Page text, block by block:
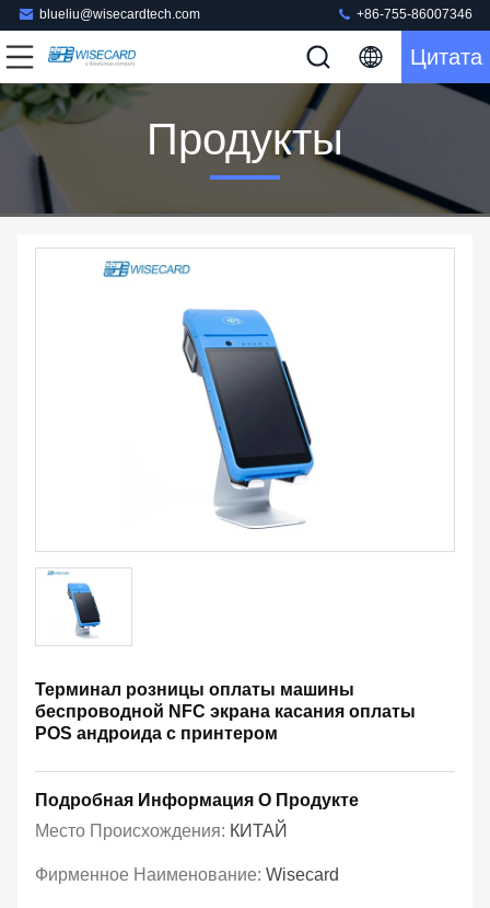
blueliu@wisecardtech.com +86-755-86007346
Цитата
Продукты
Терминал розницы оплаты машины
беспроводной NFC экрана касания оплаты
POS андроида с принтером
Подробная Информация О Продукте
Место Происхождения: КИТАЙ
Фирменное Наименование: Wisecard